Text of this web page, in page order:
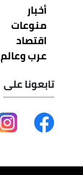
أخبار
منوعات
اقتصاد
عرب وعالم
تابعونا على